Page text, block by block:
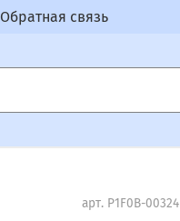
Обратная связь
арт. P1F0B-00324